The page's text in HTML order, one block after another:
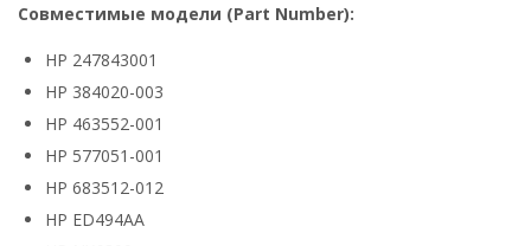
Совместимые модели (Part Number):
HP 247843001
HP 384020-003
HP 463552-001
HP 577051-001
HP 683512-012
HP ED494AA